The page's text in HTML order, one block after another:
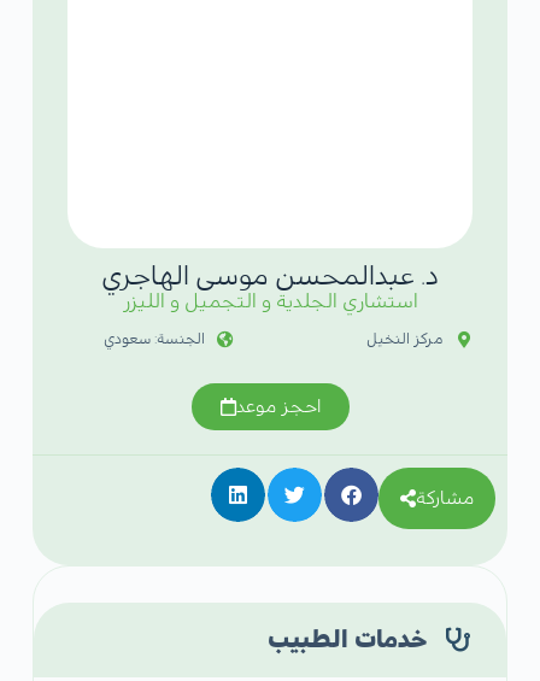
د. عبدالمحسن موسى الهاجري
استشاري الجلدية و التجميل و الليزر
مركز النخيل الجنسة: سعودي
احجز موعد
مشاركة
خدمات الطبيب